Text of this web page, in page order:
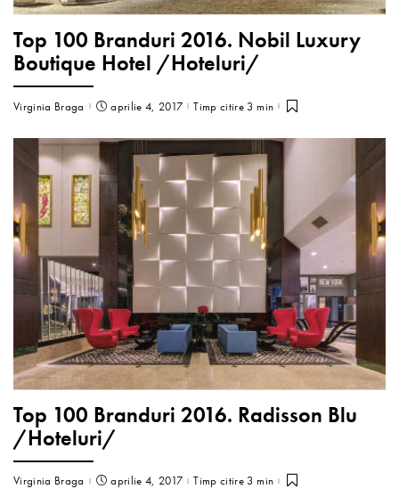
Top 100 Branduri 2016. Nobil Luxury
Boutique Hotel /Hoteluri/
Virginia Braga aprilie 4, 2017 Timp citire 3 min
Top 100 Branduri 2016. Radisson Blu
/Hoteluri/
Virginia Braga aprilie 4, 2017 Timp citire 3 min